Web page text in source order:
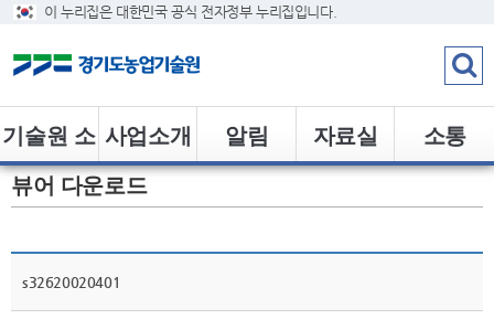
이 누리집은 대한민국 공식 전자정부 누리집입니다.
소통
자료실
알림
사업소개
기술원 소
개
뷰어 다운로드
s32620020401